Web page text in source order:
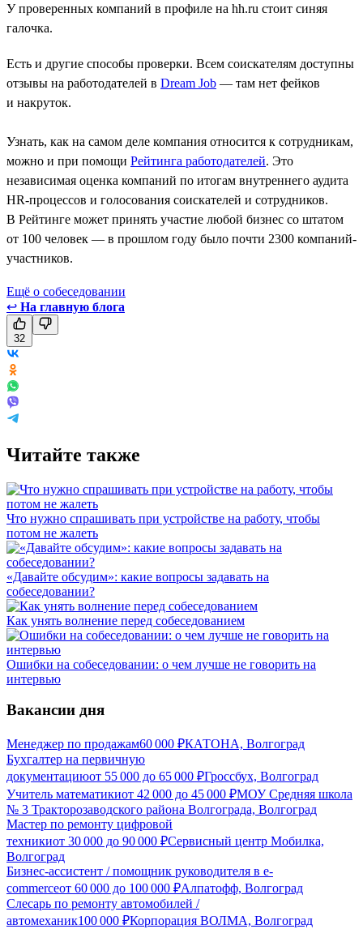
У проверенных компаний в профиле на hh.ru стоит синяя
галочка.
Есть и другие способы проверки. Всем соискателям доступны
отзывы на работодателей в Dream Job — там нет фейков
и накруток.
Узнать, как на самом деле компания относится к сотрудникам,
можно и при помощи Рейтинга работодателей. Это
независимая оценка компаний по итогам внутреннего аудита
HR-процессов и голосования соискателей и сотрудников.
В Рейтинге может принять участие любой бизнес со штатом
от 100 человек — в прошлом году было почти 2300 компаний-
участников.
Ещё о собеседовании
↩ На главную блога
32
Читайте также
Что нужно спрашивать при устройстве на работу, чтобы
потом не жалеть
«Давайте обсудим»: какие вопросы задавать на
собеседовании?
Как унять волнение перед собеседованием
Ошибки на собеседовании: о чем лучше не говорить на
интервью
Вакансии дня
Менеджер по продажам60 000 ₽КАТОНА, Волгоград
Бухгалтер на первичную
документациюот 55 000 до 65 000 ₽Гроссбух, Волгоград
Учитель математикиот 42 000 до 45 000 ₽МОУ Средняя школа
№ 3 Тракторозаводского района Волгограда, Волгоград
Мастер по ремонту цифровой
техникиот 30 000 до 90 000 ₽Сервисный центр Мобилка,
Волгоград
Бизнес-ассистент / помощник руководителя в e-
commerceот 60 000 до 100 000 ₽Алпатофф, Волгоград
Слесарь по ремонту автомобилей /
автомеханик100 000 ₽Корпорация ВОЛМА, Волгоград